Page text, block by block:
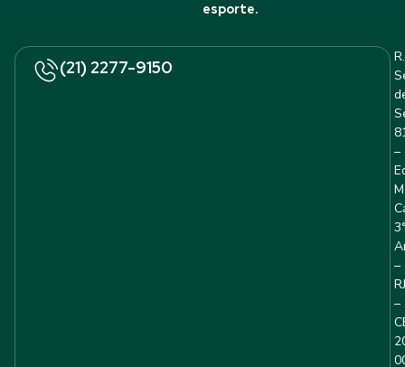
esporte.
(21) 2277-9150
R.
–
–
RJ
–